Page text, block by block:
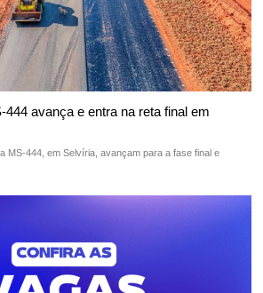
avança e entra na reta final em
MS-444, em Selvíria, avançam para a fase final e